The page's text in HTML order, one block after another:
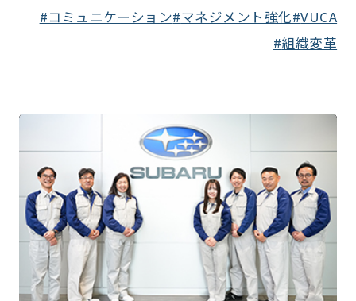
コミュニケーション マネジメント強化 VUCA
組織変革